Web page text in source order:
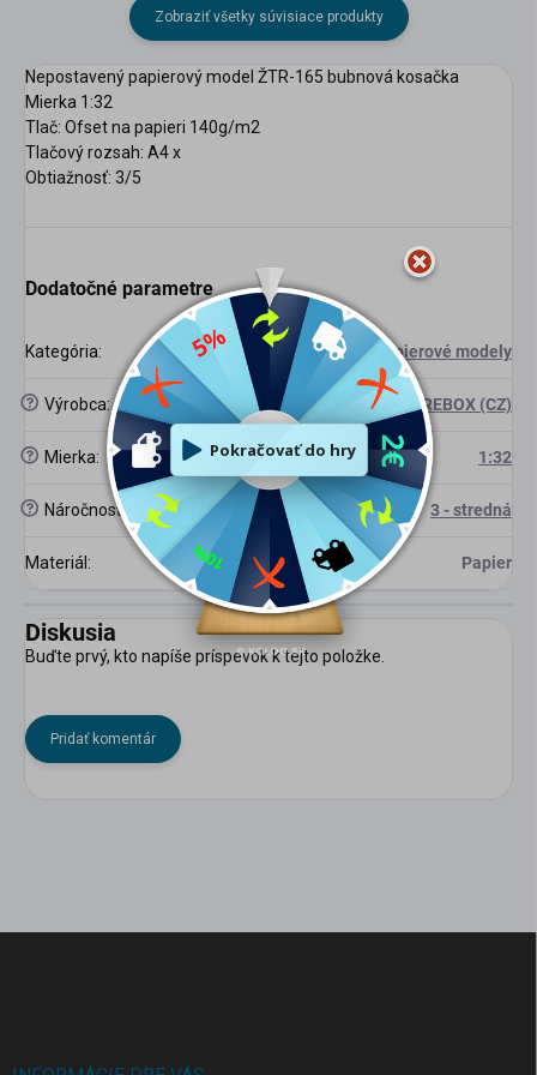
Zobraziť všetky súvisiace produkty
Nepostavený papierový model ŽTR-165 bubnová kosačka
Mierka 1:32
Tlač: Ofset na papieri 140g/m2
Tlačový rozsah: A4 x
Obtiažnosť: 3/5
Dodatočné parametre
Kategória: Papierové modely
? Výrobca: FIREBOX (CZ)
? Mierka: 1:32
? Náročnosť: 3 - stredná
Materiál : Papier
Diskusia
Buďte prvý, kto napíše príspevok k tejto položke.
Pridať komentár